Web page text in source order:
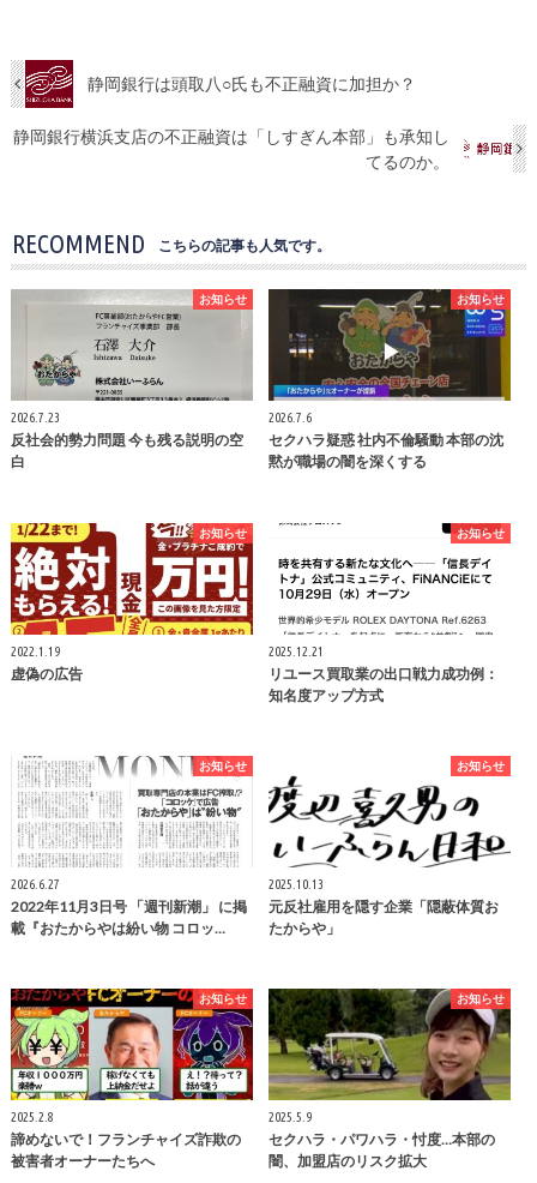
静岡銀行は頭取八○氏も不正融資に加担か？
静岡銀行横浜支店の不正融資は「しすぎん本部」も承知し
てるのか。
RECOMMEND こちらの記事も人気です。
お知らせ
2026.7.23
反社会的勢力問題 今も残る説明の空
白
お知らせ
2026.7.6
セクハラ疑惑 社内不倫騒動 本部の沈
黙が職場の闇を深くする
お知らせ
2022.1.19
虚偽の広告
お知らせ
2025.12.21
リユース買取業の出口戦力成功例：
知名度アップ方式
お知らせ
2026.6.27
2022年11月3日号 「週刊新潮」 に掲
載『おたからやは紛い物 コロッ…
お知らせ
2025.10.13
元反社雇用を隠す企業「隠蔽体質お
たからや」
お知らせ
2025.2.8
諦めないで！フランチャイズ詐欺の
被害者オーナーたちへ
お知らせ
2025.5.9
セクハラ・パワハラ・忖度…本部の
闇、加盟店のリスク拡大